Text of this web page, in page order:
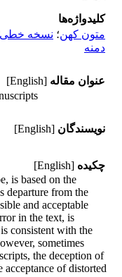
کلیدواژه‌ها
متون کهن؛ نسخه خطی
دمنه
عنوان مقاله [English]
نویسندگان [English]
چکیده [English]
is based on the
departure from the
and acceptable
in the text, is
consistent with the
sometimes
the deception of
acceptance of distorted